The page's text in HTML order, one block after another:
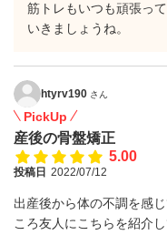
筋トレもいつも頑張っ
いきましょうね。
htyrv190 さん
PickUp
産後の骨盤矯正
5.00
投稿日 2022/07/12
出産後から体の不調を感
ころ友人にこちらを紹介し